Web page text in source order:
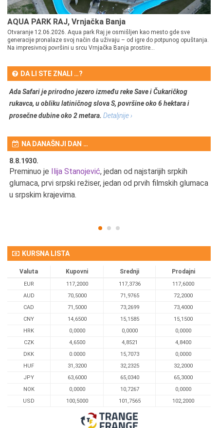
AQUA PARK RAJ, Vrnjačka Banja
Otvaranje 12.06.2026. Aqua park Raj je osmišljen kao mesto gde sve
generacije pronalaze svoj način da uživaju – od igre do potpunog opuštanja.
Na impresivnoj površini u srcu Vrnjačka Banja prostire...
DA LI STE ZNALI …?
Ada Safari je prirodno jezero između reke Save i Čukaričkog
rukavca, u obliku latiničnog slova S, površine oko 6 hektara i
prosečne dubine oko 2 metara. Detaljnije ›
NA DANAŠNJI DAN …
8.8.1930.
Preminuo je Ilija Stanojević, jedan od najstarijih srpkih
glumaca, prvi srpski režiser, jedan od prvih filmskih glumaca
u srpskim krajevima.
KURSNA LISTA
Valuta Kupovni Srednji Prodajni
EUR 117,2000 117,3736
117,6000
AUD
70,5000 71,9765
72,2000
CAD
71,5000 73,2699
73,4000
CNY
14,6500 15,1585
15,1500
HRK
0,0000 0,0000
0,0000
CZK
4,6500 4,8521
4,8400
DKK
0.0000 15,7073
0,0000
HUF
31,3200 32,2325
32,2000
JPY
63,6000 65,0340
65,3000
NOK
0,0000 10,7267
0,0000
USD
100,5000 101,7565 102,2000